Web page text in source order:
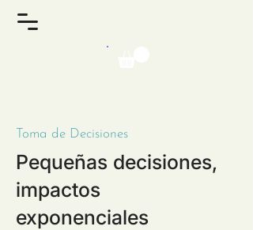
Toma de Decisiones
Pequeñas decisiones,
impactos
exponenciales